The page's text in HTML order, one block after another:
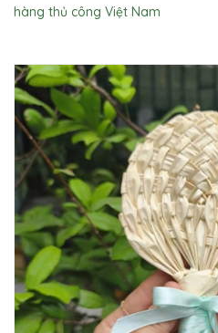
hàng thủ công Việt Nam